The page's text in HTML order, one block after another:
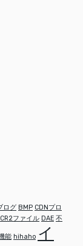
ログ BMP CDNプロ
CR2ファイル DAE 不
能 hihaho イ